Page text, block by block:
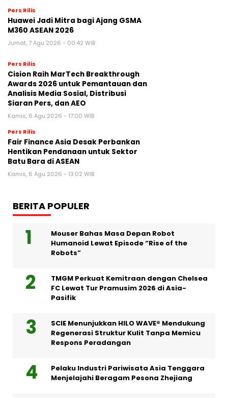
Pers Rilis
Huawei Jadi Mitra bagi Ajang GSMA
M360 ASEAN 2026
Jumat, 7 Agu 2026 - 00:42 WIB
Pers Rilis
Cision Raih MarTech Breakthrough
Awards 2026 untuk Pemantauan dan
Analisis Media Sosial, Distribusi
Siaran Pers, dan AEO
Kamis, 6 Agu 2026 - 17:00 WIB
Pers Rilis
Fair Finance Asia Desak Perbankan
Hentikan Pendanaan untuk Sektor
Batu Bara di ASEAN
Kamis, 6 Agu 2026 - 13:02 WIB
BERITA POPULER
Mouser Bahas Masa Depan Robot
Humanoid Lewat Episode “Rise of the
Robots”
TMGM Perkuat Kemitraan dengan Chelsea
FC Lewat Tur Pramusim 2026 di Asia-
Pasifik
SCIE Menunjukkan HILO WAVE® Mendukung
Regenerasi Struktur Kulit Tanpa Memicu
Respons Peradangan
Pelaku Industri Pariwisata Asia Tenggara
Menjelajahi Beragam Pesona Zhejiang